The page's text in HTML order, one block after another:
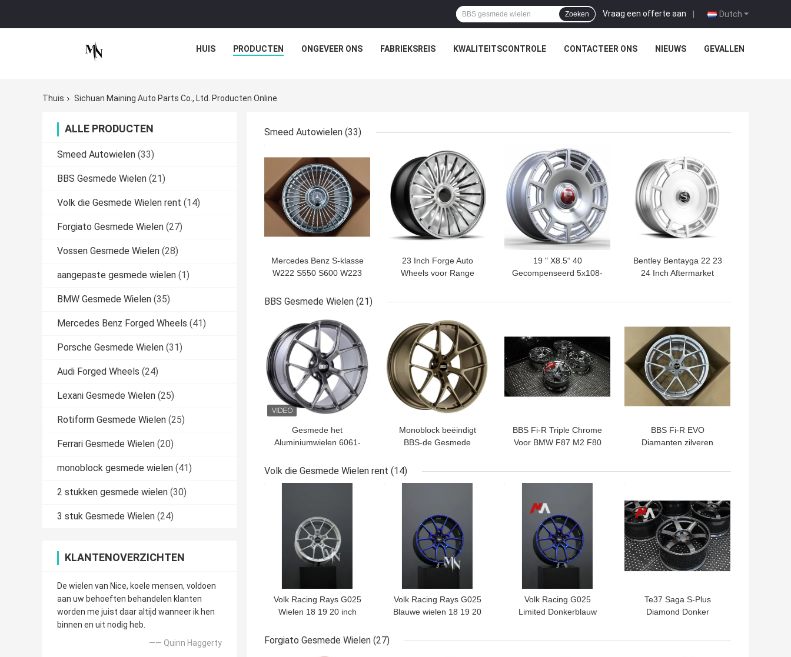
Dutch
Vraag een offerte aan |
Zoeken
HUIS PRODUCTEN ONGEVEER ONS FABRIEKSREIS KWALITEITSCONTROLE CONTACTEER ONS NIEUWS GEVALLEN
Thuis Sichuan Maining Auto Parts Co., Ltd. Producten Online
ALLE PRODUCTEN
Smeed Autowielen (33)
BBS Gesmede Wielen (21)
Volk die Gesmede Wielen rent (14)
Forgiato Gesmede Wielen (27)
Vossen Gesmede Wielen (28)
aangepaste gesmede wielen (1)
BMW Gesmede Wielen (35)
Mercedes Benz Forged Wheels (41)
Porsche Gesmede Wielen (31)
Audi Forged Wheels (24)
Lexani Gesmede Wielen (25)
Rotiform Gesmede Wielen (25)
Ferrari Gesmede Wielen (20)
monoblock gesmede wielen (41)
2 stukken gesmede wielen (30)
3 stuk Gesmede Wielen (24)
KLANTENOVERZICHTEN
De wielen van Nice, koele mensen, voldoen
aan uw behoeften behandelen klanten
worden me juist daar altijd wanneer ik hen
binnen en uit nodig heb.
—— Quinn Haggerty
Smeed Autowielen (33)
Mercedes Benz S-klasse
W222 S550 S600 W223
23 Inch Forge Auto
Wheels voor Range
BESTE PRIJS
19 " X8.5“ 40
Gecompenseerd 5x108-
BESTE PRIJS
Bentley Bentayga 22 23
24 Inch Aftermarket
BBS Gesmede Wielen (21)
Gesmede het
Aluminiumwielen 6061-
BBS Spar Lichtgewicht
BESTE PRIJS
Monoblock beëindigt
BBS-de Gesmede
Sparbrons BBS sprak
BESTE PRIJS
BBS Fi-R Triple Chrome
Voor BMW F87 M2 F80
BBS Fi-R EVO
Diamanten zilveren
Volk die Gesmede Wielen rent (14)
Volk Racing Rays G025
Wielen 18 19 20 inch
velgen Voor BMW FK8
Volk Racing Rays G025
Blauwe wielen 18 19 20
Volk Racing G025
Limited Donkerblauw
Te37 Saga S-Plus
Diamond Donker
Forgiato Gesmede Wielen (27)